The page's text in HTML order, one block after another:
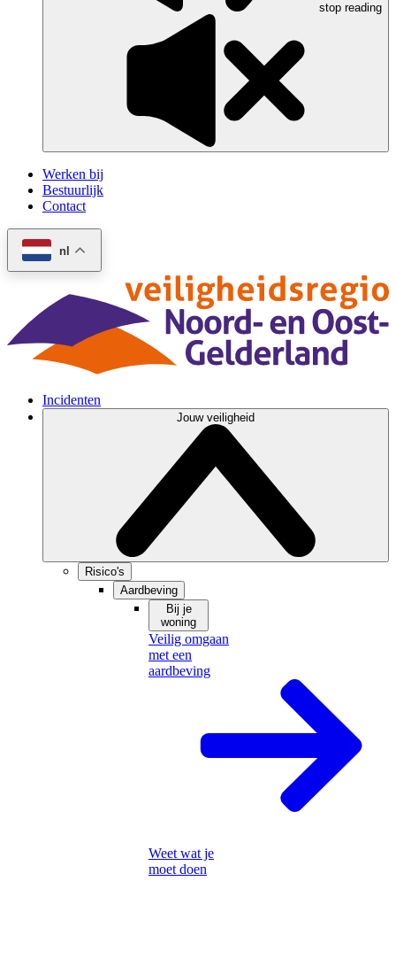
stop reading
Werken bij
Bestuurlijk
Contact
nl
Incidenten
Jouw veiligheid
Risico's
Aardbeving
Bij je
woning
Veilig omgaan
met een
aardbeving
Weet wat je
moet doen